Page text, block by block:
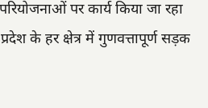
पर कार्य किया जा रहा
के हर क्षेत्र में गुणवत्तापूर्ण सड़क